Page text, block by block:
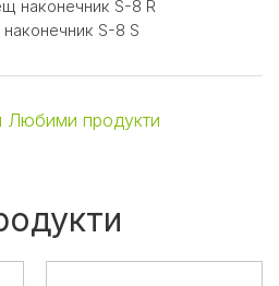
наконечник S-8 R
S-8 S
продукти